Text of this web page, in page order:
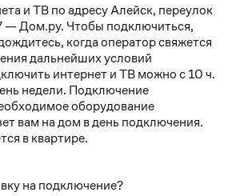
и ТВ по адресу Алейск, переулок
— Дом.ру. Чтобы подключиться,
когда оператор свяжется
дальнейших условий
интернет и ТВ можно с 10 ч.
недели. Подключение
оборудование
вам на дом в день подключения.
в квартире.
на подключение?